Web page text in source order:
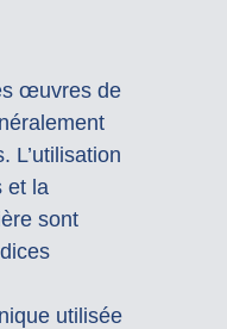
œuvres de
L’utilisation
et la
sont
utilisée